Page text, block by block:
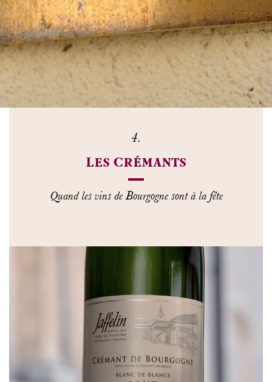
4.
Les Crémants
Quand les vins de Bourgogne sont à la fête